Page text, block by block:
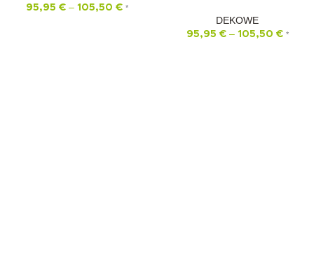
95,95 €– 105,50 € *
DEKOWE
95,95 €– 105,50 € *